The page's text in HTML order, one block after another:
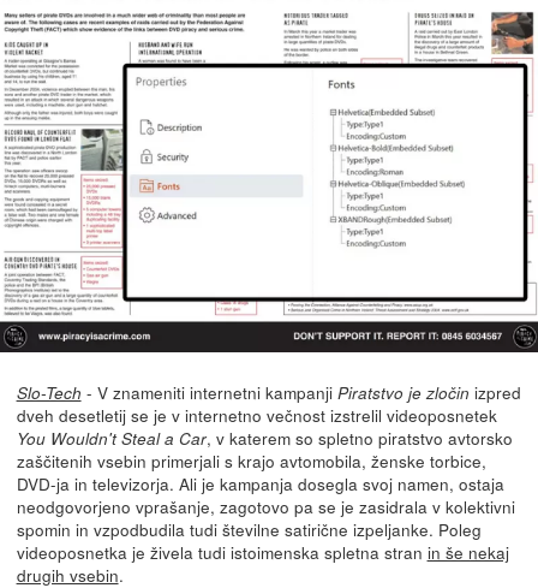
Slo-Tech - V znameniti internetni kampanji Piratstvo je zločin izpred
dveh desetletij se je v internetno večnost izstrelil videoposnetek
You Wouldn't Steal a Car, v katerem so spletno piratstvo avtorsko
zaščitenih vsebin primerjali s krajo avtomobila, ženske torbice,
DVD-ja in televizorja. Ali je kampanja dosegla svoj namen, ostaja
neodgovorjeno vprašanje, zagotovo pa se je zasidrala v kolektivni
spomin in vzpodbudila tudi številne satirične izpeljanke. Poleg
videoposnetka je živela tudi istoimenska spletna stran in še nekaj
drugih vsebin.